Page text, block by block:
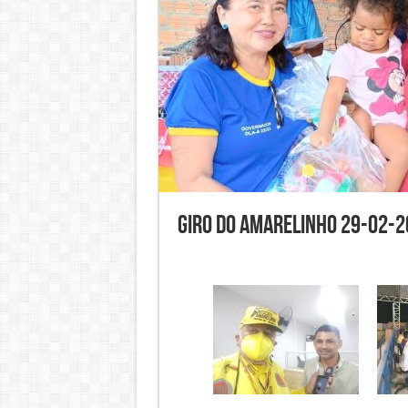
Giro do Amarelinho 29-02-